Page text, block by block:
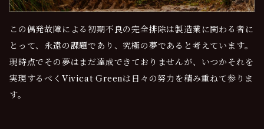
この偶発故障による初期不良の完全排除は製造業に関わる者に
とって、永遠の課題であり、究極の夢であると考えています。
現時点でその夢はまだ達成できておりませんが、いつかそれを
実現するべくVivicat Greenは日々の努力を積み重ねて参りま
す。